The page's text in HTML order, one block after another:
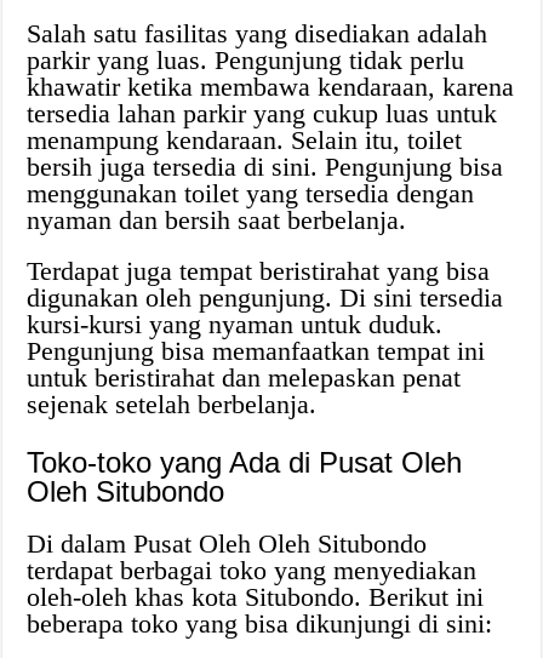
Salah satu fasilitas yang disediakan adalah
parkir yang luas. Pengunjung tidak perlu
khawatir ketika membawa kendaraan, karena
tersedia lahan parkir yang cukup luas untuk
menampung kendaraan. Selain itu, toilet
bersih juga tersedia di sini. Pengunjung bisa
menggunakan toilet yang tersedia dengan
nyaman dan bersih saat berbelanja.
Terdapat juga tempat beristirahat yang bisa
digunakan oleh pengunjung. Di sini tersedia
kursi-kursi yang nyaman untuk duduk.
Pengunjung bisa memanfaatkan tempat ini
untuk beristirahat dan melepaskan penat
sejenak setelah berbelanja.
Toko-toko yang Ada di Pusat Oleh
Oleh Situbondo
Di dalam Pusat Oleh Oleh Situbondo
terdapat berbagai toko yang menyediakan
oleh-oleh khas kota Situbondo. Berikut ini
beberapa toko yang bisa dikunjungi di sini: